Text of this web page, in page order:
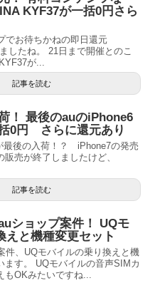
KYF37が一括0円さら
でお待ちかねの即日還元
したね。 21日まで開催とのこ
が...
記事を読む
！ 最後のauのiPhone6
0円 さらに還元あり
最後の入荷！？ iPhone7の発売
売が終了しましたけど、
記事を読む
ショップ案件！ UQモ
えと機種変更セット
件、UQモバイルの乗り換えと機
ます。 UQモバイルの音声SIMカ
もOKみたいですね...